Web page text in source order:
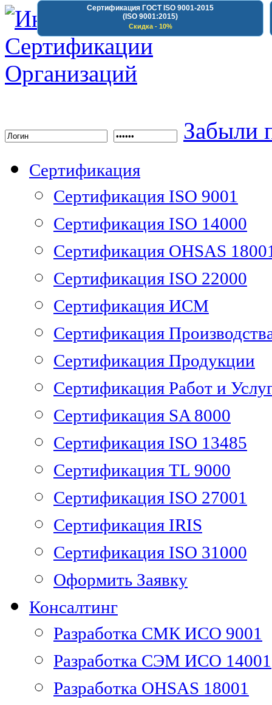
Сертификация ГОСТ ISO 9001-2015
(ISO 9001:2015)
Скидка - 10%
Забыли
Сертификация
Сертификация ISO 9001
Сертификация ISO 14000
Сертификация OHSAS
Сертификация ISO 22000
Сертификация ИСМ
Сертификация
Сертификация Продукции
Сертификация Работ и
Сертификация SA 8000
Сертификация ISO 13485
Сертификация TL 9000
Сертификация ISO 27001
Сертификация IRIS
Сертификация ISO 31000
Оформить Заявку
Консалтинг
Разработка СМК ИСО 9001
Разработка СЭМ ИСО 14001
Разработка OHSAS 18001